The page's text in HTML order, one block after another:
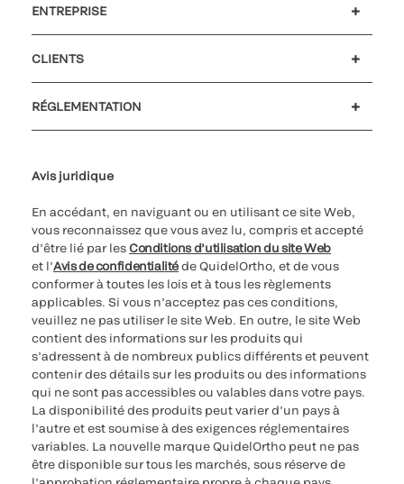
ENTREPRISE
CLIENTS
RÉGLEMENTATION
Avis juridique
En accédant, en naviguant ou en utilisant ce site Web,
vous reconnaissez que vous avez lu, compris et accepté
d’être lié par lesConditions d’utilisation du site Web
et l’Avis de confidentialitéde QuidelOrtho, et de vous
conformer à toutes les lois et à tous les règlements
applicables. Si vous n’acceptez pas ces conditions,
veuillez ne pas utiliser le site Web. En outre, le site Web
contient des informations sur les produits qui
s’adressent à de nombreux publics différents et peuvent
contenir des détails sur les produits ou des informations
qui ne sont pas accessibles ou valables dans votre pays.
La disponibilité des produits peut varier d’un pays à
l’autre et est soumise à des exigences réglementaires
variables. La nouvelle marque QuidelOrtho peut ne pas
être disponible sur tous les marchés, sous réserve de